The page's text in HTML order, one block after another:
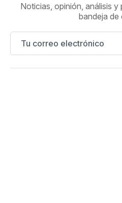
Noticias, opinión, análisis
bandeja de